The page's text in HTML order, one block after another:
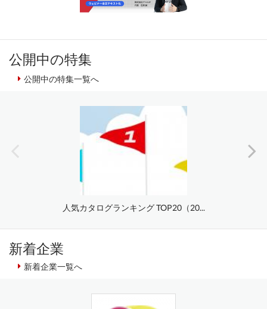
公開中の特集
公開中の特集一覧へ
人気カタログランキング TOP20（20...
新着企業
新着企業一覧へ